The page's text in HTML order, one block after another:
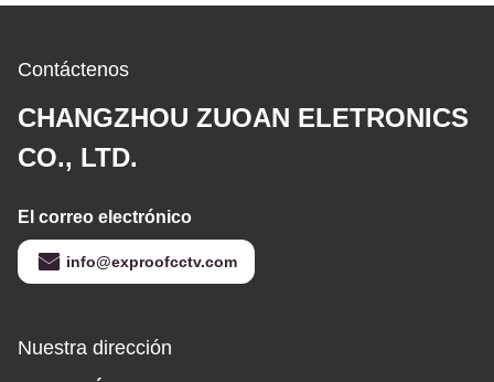
Contáctenos
CHANGZHOU ZUOAN ELETRONICS
CO., LTD.
El correo electrónico
info@exproofcctv.com
Nuestra dirección